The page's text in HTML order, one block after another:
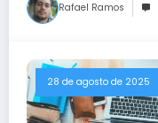
Rafael Ramos
28 de agosto de 2025